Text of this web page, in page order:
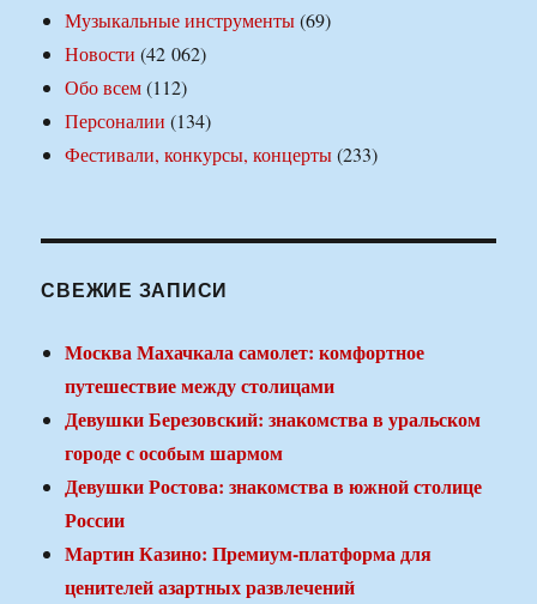
Музыкальные инструменты(69)
Новости (42 062)
Обо всем(112)
Персоналии (134)
Фестивали, конкурсы, концерты(233)
СВЕЖИЕ ЗАПИСИ
Москва Махачкала самолет: комфортное
путешествие между столицами
Девушки Березовский: знакомства в уральском
городе с особым шармом
Девушки Ростова: знакомства в южной столице
России
Мартин Казино: Премиум-платформа для
ценителей азартных развлечений